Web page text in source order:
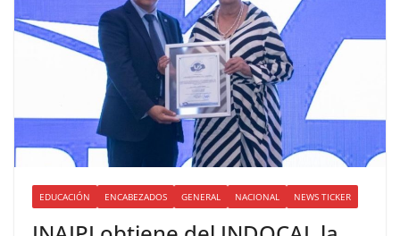
EDUCACIÓN ENCABEZADOS GENERAL NACIONAL NEWS TICKER